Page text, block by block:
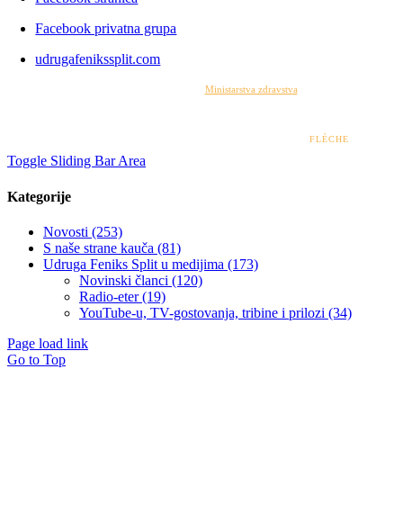
Facebook privatna grupa
udrugafenikssplit.com
Ministarstva zdravstva
FLÈCHE
Toggle Sliding Bar Area
Kategorije
Novosti (253)
S naše strane kauča (81)
Udruga Feniks Split u medijima (173)
Novinski članci (120)
Radio-eter (19)
YouTube-u, TV-gostovanja, tribine i prilozi (34)
Page load link
Go to Top